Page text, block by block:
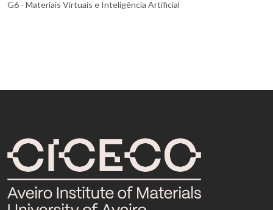
G6 - Materiais Virtuais e Inteligência Artificial